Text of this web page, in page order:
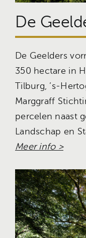
De
De Geelders
350 hectare in
Tilburg, ’s-
Marggraff
percelen naast
Landschap en
Meer info >